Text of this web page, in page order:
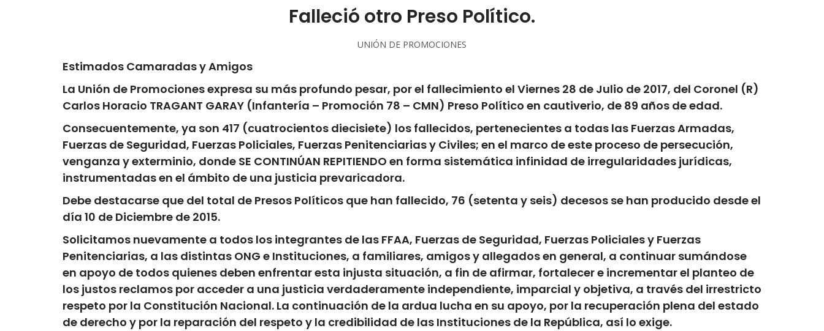
Falleció otro Preso Político.
UNIÓN DE PROMOCIONES
Estimados Camaradas y Amigos
La Unión de Promocionesexpresa su más profundo pesar, por el fallecimiento el Viernes 28 de Julio de 2017, del Coronel (R)
Carlos Horacio TRAGANT GARAY (Infantería – Promoción 78 – CMN) Preso Político en cautiverio, de 89 años de edad.
Consecuentemente, ya son 417 (cuatrocientos diecisiete) los fallecidos, pertenecientes a todas las Fuerzas Armadas,
Fuerzas de Seguridad, Fuerzas Policiales, Fuerzas Penitenciarias y Civiles; en el marco de este proceso de persecución,
venganza y exterminio, donde SE CONTINÚAN REPITIENDO en forma sistemática infinidad de irregularidades jurídicas,
instrumentadas en el ámbito de una justicia prevaricadora.
Debe destacarse que del total de Presos Políticos que han fallecido, 76 (setenta y seis) decesos se han producido desde el
día 10 de Diciembre de 2015.
Solicitamos nuevamente a todos los integrantes de las FFAA, Fuerzas de Seguridad, Fuerzas Policiales y Fuerzas
Penitenciarias, a las distintas ONG e Instituciones, a familiares, amigos y allegados en general, a continuar sumándose
en apoyo de todos quienes deben enfrentar esta injusta situación, a fin de afirmar, fortalecer e incrementar el planteo de
los justos reclamos por acceder a una justicia verdaderamente independiente, imparcial y objetiva, a través del irrestricto
respeto por la Constitución Nacional. La continuación de la ardua lucha en su apoyo, por la recuperación plena del estado
de derecho y por la reparación del respeto y la credibilidad de las Instituciones de la República, así lo exige.